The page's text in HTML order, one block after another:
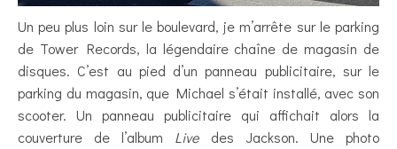
Un peu plus loin sur le boulevard, je m’arrête sur le parking
de Tower Records, la légendaire chaîne de magasin de
disques. C’est au pied d’un panneau publicitaire, sur le
parking du magasin, que Michael s’était installé, avec son
scooter. Un panneau publicitaire qui affichait alors la
couverture de l’album Livedes Jackson. Une photo